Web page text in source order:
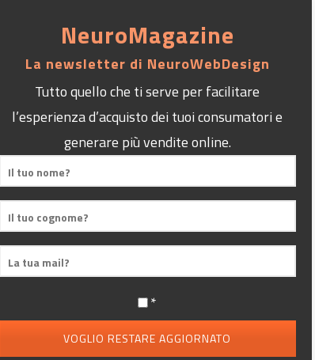
NeuroMagazine
La newsletter di NeuroWebDesign
Tutto quello che ti serve per facilitare
l’esperienza d’acquisto dei tuoi consumatori e
generare più vendite online.
*
VOGLIO RESTARE AGGIORNATO